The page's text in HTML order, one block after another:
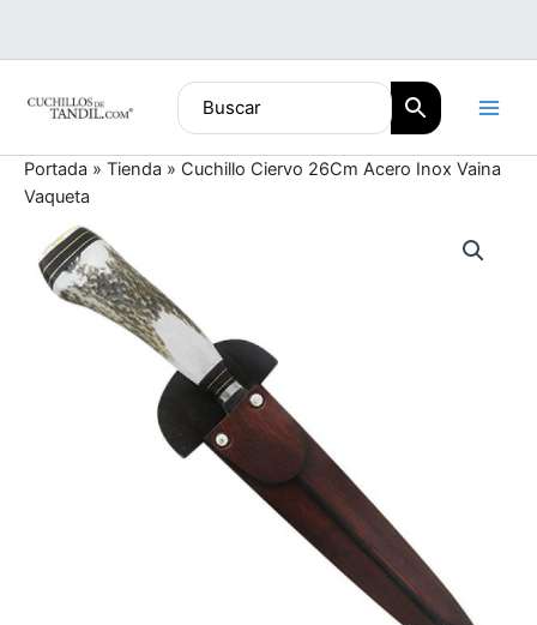
contenido
Portada » Tienda » Cuchillo Ciervo 26Cm Acero Inox Vaina
Vaqueta
Cuchillo
Ciervo
26Cm
Acero